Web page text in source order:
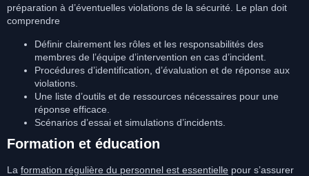
préparation à d’éventuelles violations de la sécurité. Le plan doit
comprendre
Définir clairement les rôles et les responsabilités des
membres de l’équipe d’intervention en cas d’incident.
Procédures d’identification, d’évaluation et de réponse aux
violations.
Une liste d’outils et de ressources nécessaires pour une
réponse efficace.
Scénarios d’essai et simulations d’incidents.
Formation et éducation
La formation régulière du personnel est essentielle pour s’assurer